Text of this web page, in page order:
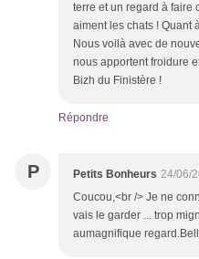
terre et un regard à faire
aiment les chats ! Quant
Nous voilà avec de
nous apportent froidure
Bizh du Finistère !
Répondre
P Petits Bonheurs 24/06/
Coucou,<br /> Je ne
vais le garder ... trop
aumagnifique